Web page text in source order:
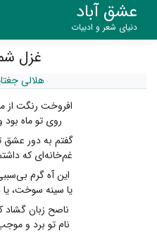
عشق آباد
دنیای شعر و ادبیات
غزل
هلالی
افروخت رنگت از
روی تو ماه
گفتم به دور
غم‌خانه‌ای که
این آه گرم
یا سینه‌ سوخت،
ناصح زبان گشاد
نام تو برد و